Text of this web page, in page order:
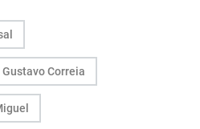
Gustavo Correia